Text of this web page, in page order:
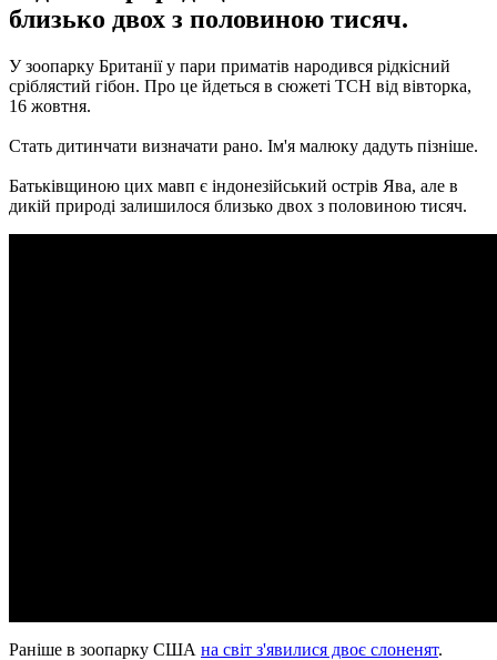
близько двох з половиною тисяч.
У зоопарку Британії у пари приматів народився рідкісний
сріблястий гібон. Про це йдеться в сюжеті ТСН від вівторка,
16 жовтня.
Стать дитинчати визначати рано. Ім'я малюку дадуть пізніше.
Батьківщиною цих мавп є індонезійський острів Ява, але в
дикій природі залишилося близько двох з половиною тисяч.
Раніше в зоопарку США на світ з'явилися двоє слоненят.